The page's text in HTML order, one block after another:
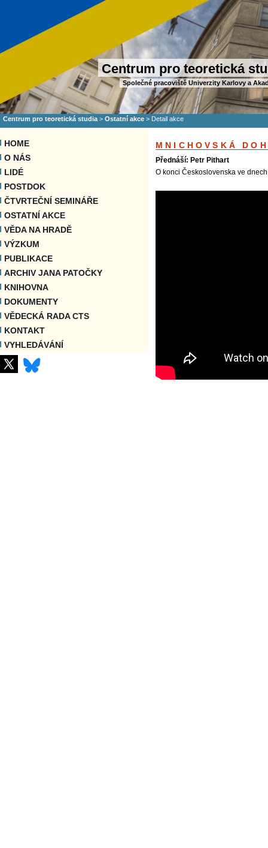
Centrum pro teoretická
Společné pracoviště Univerzity Karlovy a
Centrum pro teoretická studia > Ostatní akce > Detail akce
HOME
O NÁS
LIDÉ
POSTDOK
ČTVRTEČNÍ SEMINÁŘE
OSTATNÍ AKCE
VĚDA NA HRADĚ
VÝZKUM
PUBLIKACE
ARCHIV JANA PATOČKY
KNIHOVNA
DOKUMENTY
VĚDECKÁ RADA CTS
KONTAKT
VYHLEDÁVÁNÍ
MNICHOVSKÁ
Přednáší: Petr Pithart
O konci Československa ve